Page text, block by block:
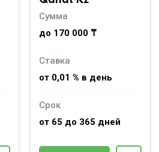
Сумма
до 170 000 ₸
Ставка
от 0,01 % в день
Срок
от 65 до 365 дней